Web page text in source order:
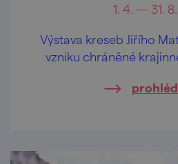
1. 4. — 31.
Výstava kreseb Jiřího
vzniku chráněné